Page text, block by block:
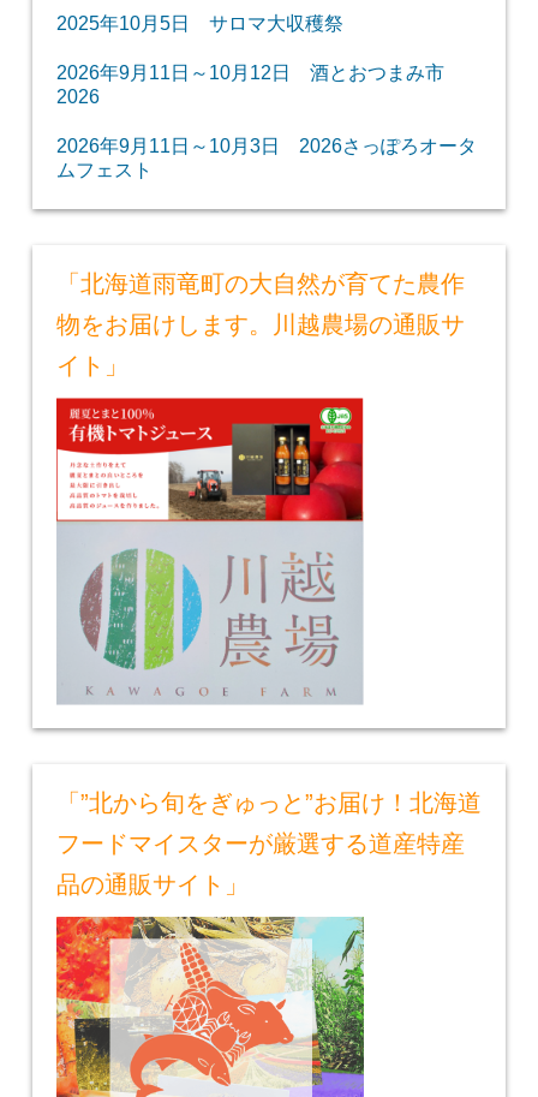
2025年10月5日 サロマ大収穫祭
2026年9月11日～10月12日 酒とおつまみ市
2026
2026年9月11日～10月3日 2026さっぽろオータ
ムフェスト
「北海道雨竜町の大自然が育てた農作
物をお届けします。川越農場の通販サ
イト」
「”北から旬をぎゅっと”お届け！北海道
フードマイスターが厳選する道産特産
品の通販サイト」